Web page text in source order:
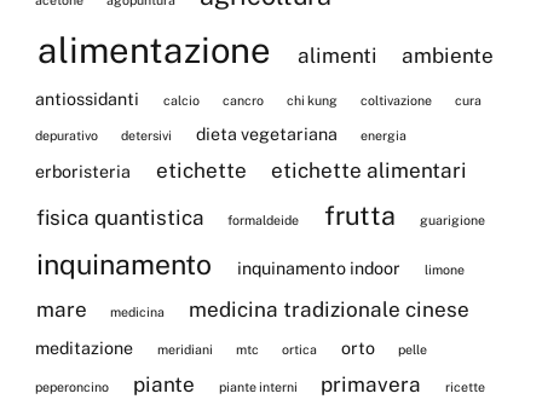
alimentazione alimenti ambiente
antiossidanti calcio cancro chi kung coltivazione cura
depurativo detersivi dieta vegetariana energia
erboristeria etichette
etichette alimentari
fisica quantistica
formaldeide frutta guarigione
inquinamento inquinamento indoor limone
mare medicina medicina tradizionale cinese
meditazione meridiani mtc ortica orto pelle
peperoncino piante piante interni primavera ricette